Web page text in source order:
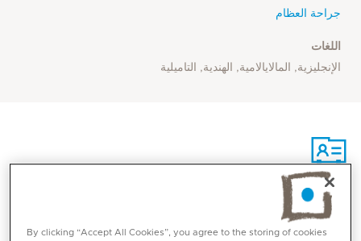
جراحة العظام
اللغات
الإنجليزية, المالايالامية, الهندية, التاميلية
الاتصال
By clicking “Accept All Cookies”, you agree to the storing of cookies